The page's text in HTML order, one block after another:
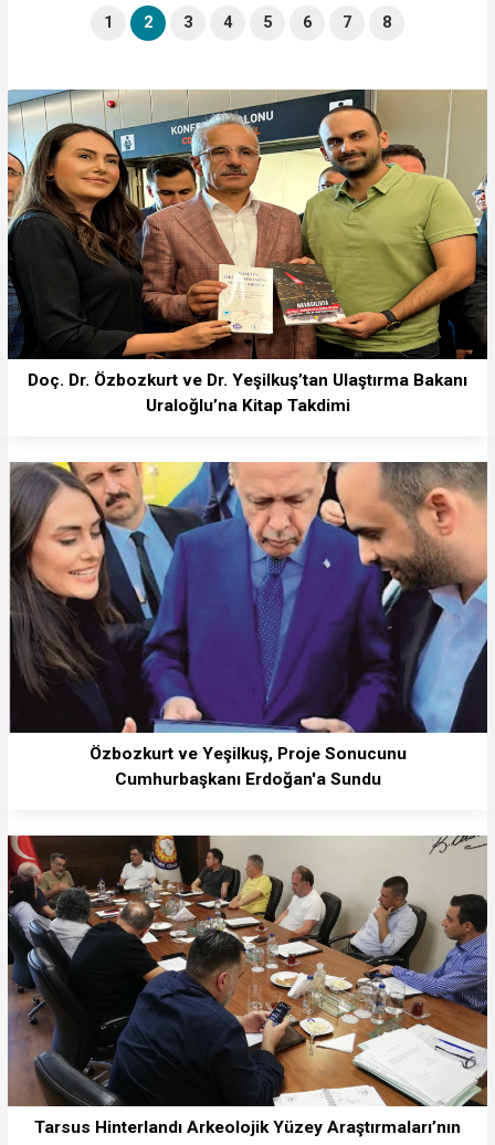
1 2 3 4 5 6 7 8
Doç. Dr. Özbozkurt ve Dr. Yeşilkuş’tan Ulaştırma Bakanı
Uraloğlu’na Kitap Takdimi
Özbozkurt ve Yeşilkuş, Proje Sonucunu
Cumhurbaşkanı Erdoğan'a Sundu
Tarsus Hinterlandı Arkeolojik Yüzey Araştırmaları’nın